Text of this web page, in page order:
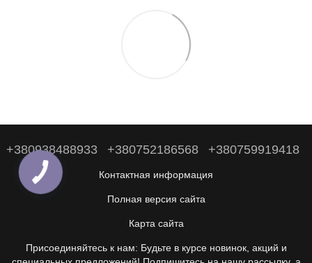
+380938488933 +380752186568 +380759919418
Контактная информация
Полная версия сайта
Карта сайта
Присоединяйтесь к нам: Будьте в курсе новинок, акций и